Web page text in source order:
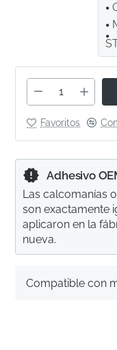
Favoritos
Compatible con
Adhesivo
Las calcomanías
son exactamente
aplicaron en la
nueva.